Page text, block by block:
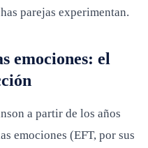
parejas experimentan.
emociones: el
a partir de los años
emociones (EFT, por sus